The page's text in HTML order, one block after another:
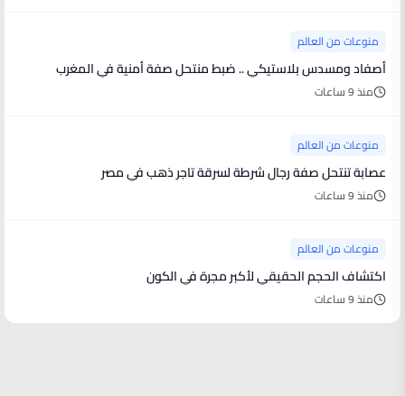
منوعات من العالم
أصفاد ومسدس بلاستيكي .. ضبط منتحل صفة أمنية في المغرب
منذ 9 ساعات
منوعات من العالم
عصابة تنتحل صفة رجال شرطة لسرقة تاجر ذهب في مصر
منذ 9 ساعات
منوعات من العالم
اكتشاف الحجم الحقيقي لأكبر مجرة في الكون
منذ 9 ساعات